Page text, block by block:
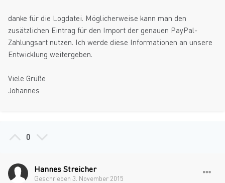
danke für die Logdatei. Möglicherweise kann man den
zusätzlichen Eintrag für den Import der genauen PayPal-
Zahlungsart nutzen. Ich werde diese Informationen an unsere
Entwicklung weitergeben.
Viele Grüße
Johannes
0
Hannes Streicher
Geschrieben 3. November 2015